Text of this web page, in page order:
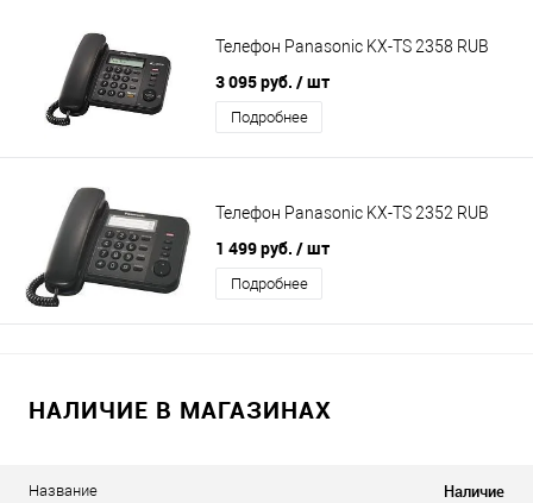
Телефон Panasonic KX-TS 2358 RUB
3 095 руб. / шт
Подробнее
Телефон Panasonic KX-TS 2352 RUB
1 499 руб. / шт
Подробнее
НАЛИЧИЕ В МАГАЗИНАХ
Название Наличие